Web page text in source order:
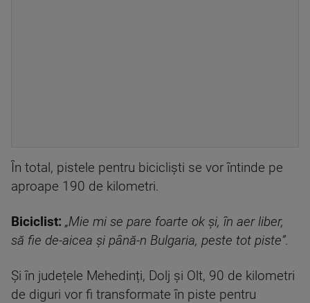
În total, pistele pentru bicicliști se vor întinde pe
aproape 190 de kilometri.
Biciclist: „Mie mi se pare foarte ok și, în aer liber,
să fie de-aicea și până-n Bulgaria, peste tot piste”.
Şi în județele Mehedinți, Dolj și Olt, 90 de kilometri
de diguri vor fi transformate în piste pentru